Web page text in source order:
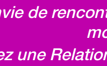
de
une